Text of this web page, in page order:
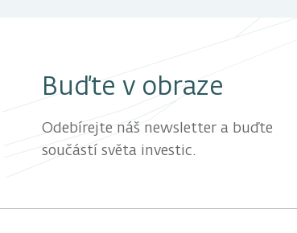
Buďte v obraze
Odebírejte náš newsletter a buďte
součástí světa investic.